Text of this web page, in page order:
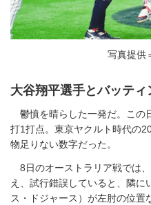
写真提供
大谷翔平選手とバッテ
鬱憤を晴らした一発だ。この
打1打点。東京ヤクルト時代の
物足りない数字だった。
8日のオーストラリア戦では
え、試行錯誤していると、隣
ス・ドジャース）が左肘の位置